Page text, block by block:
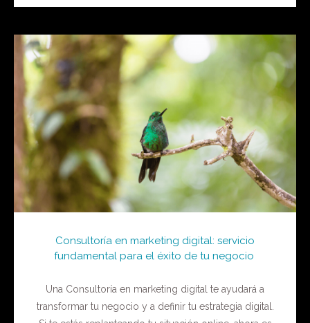
Consultoría en marketing digital: servicio
fundamental para el éxito de tu negocio
Una Consultoría en marketing digital te ayudará a
transformar tu negocio y a definir tu estrategia digital.